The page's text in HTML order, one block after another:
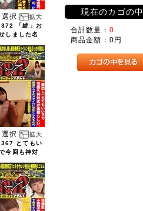
択
「続」お
しました名
択
とてもい
今回も神対
現在のカゴの中
合計数量： 0
商品金額： 0円